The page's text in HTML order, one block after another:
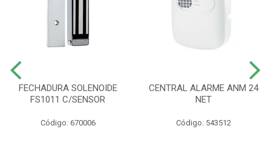
FECHADURA SOLENOIDE
FS1011 C/SENSOR
Código: 670006
CENTRAL ALARME ANM 24
NET
Código: 543512